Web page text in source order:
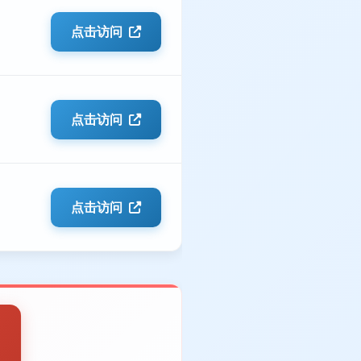
点击访问
点击访问
点击访问